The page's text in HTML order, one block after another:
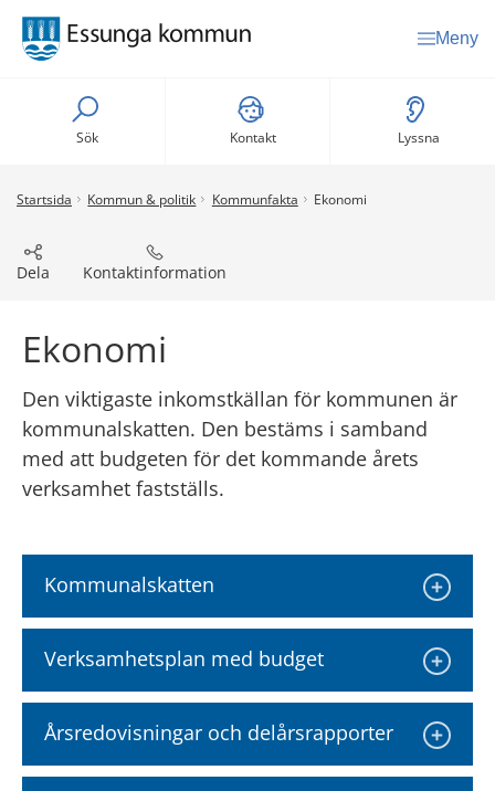
Meny
Sök Kontakt Lyssna
Startsida Kommun & politik Kommunfakta Ekonomi
Dela Kontaktinformation
Ekonomi
Den viktigaste inkomstkällan för kommunen är
kommunalskatten. Den bestäms i samband
med att budgeten för det kommande årets
verksamhet fastställs.
Kommunalskatten
Verksamhetsplan med budget
Årsredovisningar och delårsrapporter